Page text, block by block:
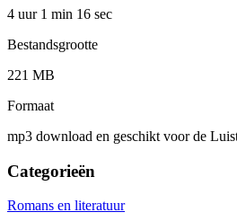
4 uur 1 min 16 sec
Bestandsgrootte
221 MB
Formaat
mp3 download en geschikt voor de
Categorieën
Romans en literatuur